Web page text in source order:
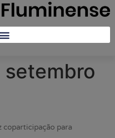
coparticipação para